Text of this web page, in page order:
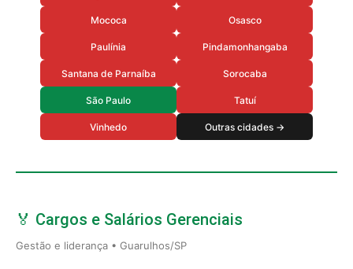
Mococa Osasco
Paulínia Pindamonhangaba
Santana de Parnaíba Sorocaba
São Paulo Tatuí
Vinhedo Outras cidades →
🏅 Cargos e Salários Gerenciais
Gestão e liderança • Guarulhos/SP